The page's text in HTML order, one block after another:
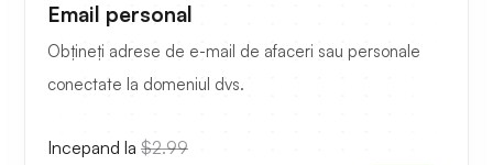
Email personal
Obțineți adrese de e-mail de afaceri sau personale
conectate la domeniul dvs.
Incepand la $2.99